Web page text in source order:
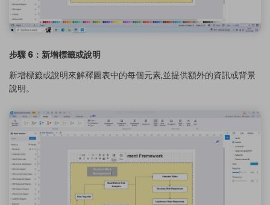
步驟 6：新增標籤或說明
新增標籤或說明來解釋圖表中的每個元素,並提供額外的資訊或背景
說明。